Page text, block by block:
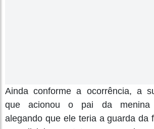
Ainda conforme a ocorrência, a
que acionou o pai da menina
alegando que ele teria a guarda da